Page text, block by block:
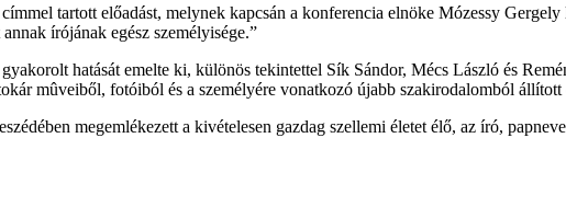
tartott előadást, melynek kapcsán a konferencia elnöke Mózessy
írójának egész személyisége.”
hatását emelte ki, különös tekintettel Sík Sándor, Mécs László és
mûveiből, fotóiból és a személyére vonatkozó újabb szakirodalomból állított
megemlékezett a kivételesen gazdag szellemi életet élő, az író,